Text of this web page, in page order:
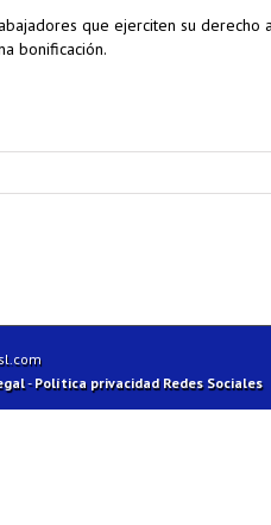
que ejerciten su derecho
bonificación.
-Política privacidad Redes Sociales